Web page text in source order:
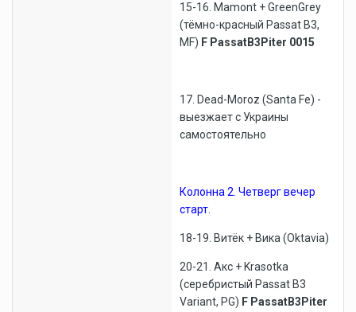
15-16. Mamont + GreenGrey
(тёмно-красный Passat B3,
MF) F PassatB3Piter 0015
17. Dead-Moroz (Santa Fe) -
выезжает с Украины
самостоятельно
Колонна 2. Четверг вечер
старт.
18-19. Витёк + Вика (Oktavia)
20-21. Акс + Krasotka
(серебристый Passat B3
Variant, PG) F PassatB3Piter